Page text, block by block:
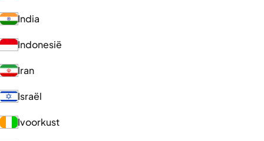
India
Indonesië
Iran
Israël
Ivoorkust